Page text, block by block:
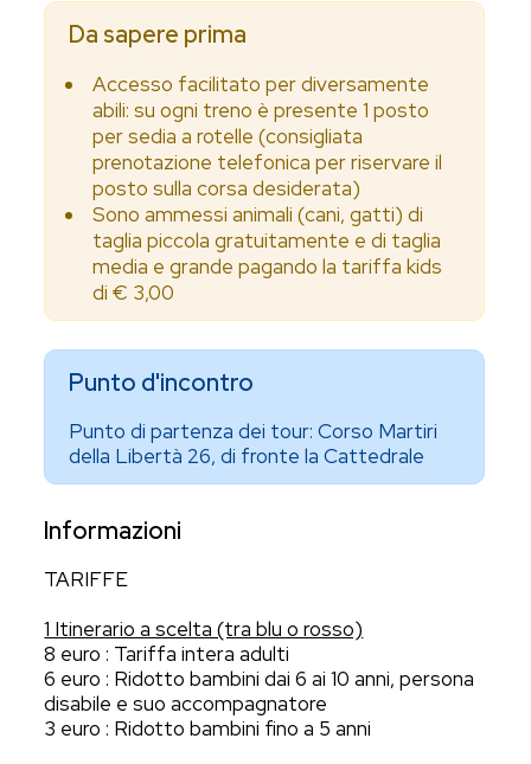
Da sapere prima
Accesso facilitato per diversamente
abili: su ogni treno è presente 1 posto
per sedia a rotelle (consigliata
prenotazione telefonica per riservare il
posto sulla corsa desiderata)
Sono ammessi animali (cani, gatti) di
taglia piccola gratuitamente e di taglia
media e grande pagando la tariffa kids
di € 3,00
Punto d'incontro
Punto di partenza dei tour: Corso Martiri
della Libertà 26, di fronte la Cattedrale
Informazioni
TARIFFE
1 Itinerario a scelta (tra blu o rosso)
8 euro : Tariffa intera adulti
6 euro : Ridotto bambini dai 6 ai 10 anni, persona
disabile e suo accompagnatore
3 euro : Ridotto bambini fino a 5 anni